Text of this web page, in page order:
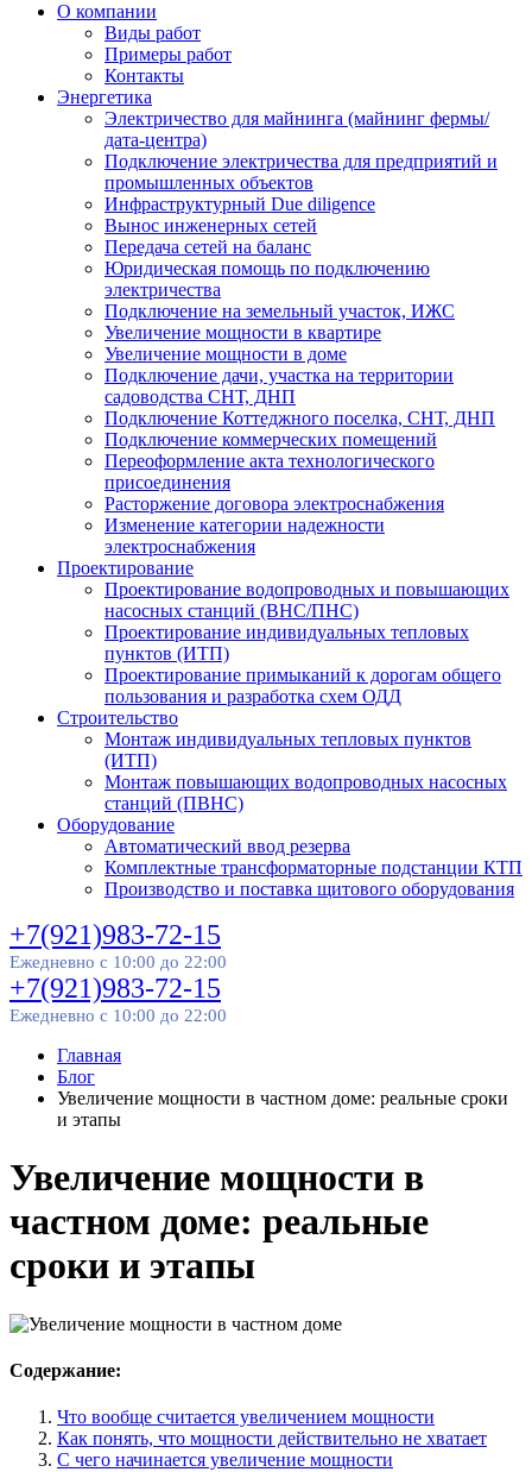
О компании
Виды работ
Примеры работ
Контакты
Энергетика
Электричество для майнинга (майнинг фермы/
дата-центра)
Подключение электричества для предприятий и
промышленных объектов
Инфраструктурный Due diligence
Вынос инженерных сетей
Передача сетей на баланс
Юридическая помощь по подключению
электричества
Подключение на земельный участок, ИЖС
Увеличение мощности в квартире
Увеличение мощности в доме
Подключение дачи, участка на территории
садоводства СНТ, ДНП
Подключение Коттеджного поселка, СНТ, ДНП
Подключение коммерческих помещений
Переоформление акта технологического
присоединения
Расторжение договора электроснабжения
Изменение категории надежности
электроснабжения
Проектирование
Проектирование водопроводных и повышающих
насосных станций (ВНС/ПНС)
Проектирование индивидуальных тепловых
пунктов (ИТП)
Проектирование примыканий к дорогам общего
пользования и разработка схем ОДД
Строительство
Монтаж индивидуальных тепловых пунктов
(ИТП)
Монтаж повышающих водопроводных насосных
станций (ПВНС)
Оборудование
Автоматический ввод резерва
Комплектные трансформаторные подстанции КТП
Производство и поставка щитового оборудования
+7(921)983-72-15
Ежедневно с 10:00 до 22:00
+7(921)983-72-15
Ежедневно с 10:00 до 22:00
Главная
Блог
Увеличение мощности в частном доме: реальные сроки
и этапы
Увеличение мощности в
частном доме: реальные
сроки и этапы
Содержание:
Что вообще считается увеличением мощности
Как понять, что мощности действительно не хватает
С чего начинается увеличение мощности